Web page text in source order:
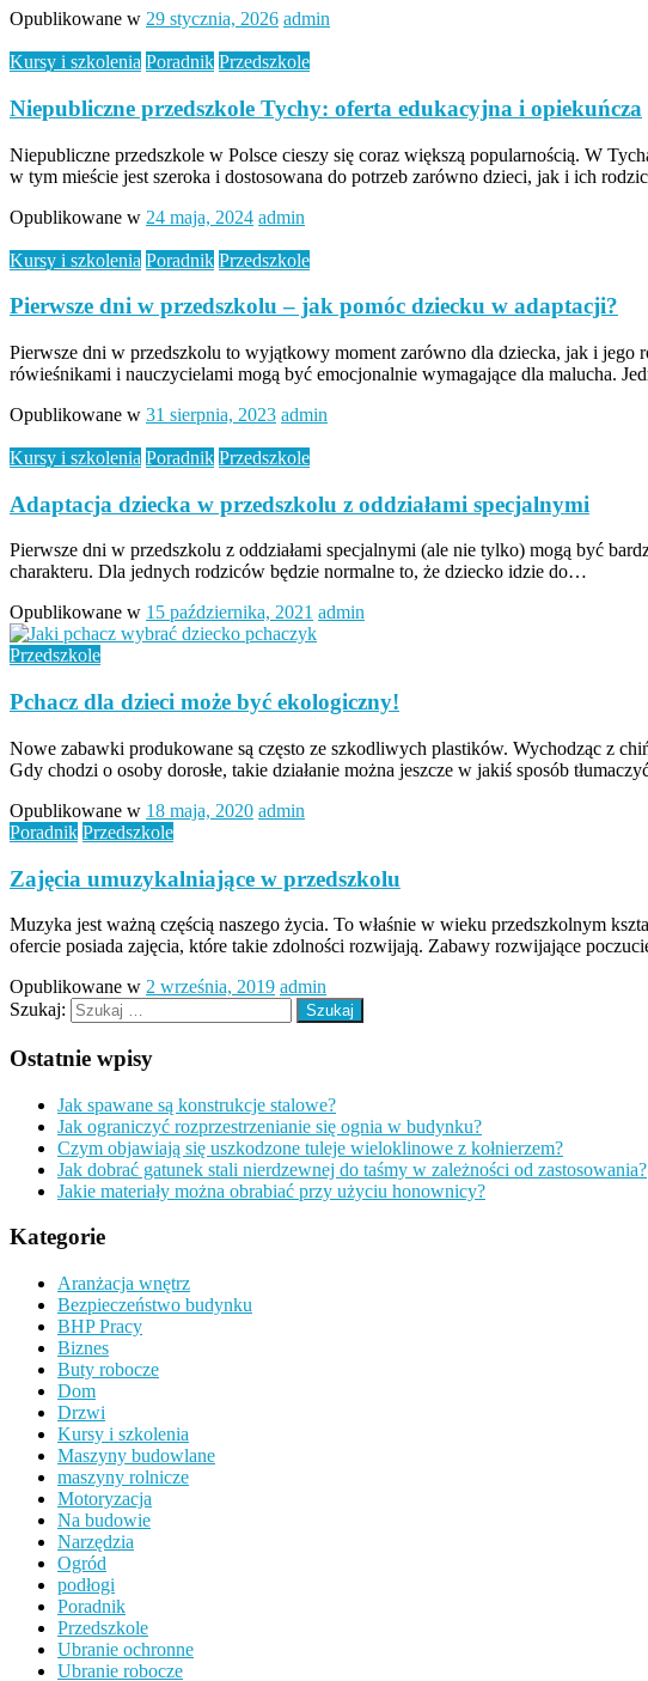
Opublikowane w 29 stycznia, 2026 admin
Kursy i szkolenia Poradnik Przedszkole
Niepubliczne przedszkole Tychy: oferta edukacyjna i opiekuńcza
Niepubliczne przedszkole w Polsce cieszy się coraz większą popularnością. W
w tym mieście jest szeroka i dostosowana do potrzeb zarówno dzieci, jak i ich
Opublikowane w 24 maja, 2024 admin
Kursy i szkolenia Poradnik Przedszkole
Pierwsze dni w przedszkolu – jak pomóc dziecku w adaptacji?
Pierwsze dni w przedszkolu to wyjątkowy moment zarówno dla dziecka, jak i jego
rówieśnikami i nauczycielami mogą być emocjonalnie wymagające dla malucha.
Opublikowane w 31 sierpnia, 2023 admin
Kursy i szkolenia Poradnik Przedszkole
Adaptacja dziecka w przedszkolu z oddziałami specjalnymi
Pierwsze dni w przedszkolu z oddziałami specjalnymi (ale nie tylko) mogą być
charakteru. Dla jednych rodziców będzie normalne to, że dziecko idzie do…
Opublikowane w 15 października, 2021 admin
Przedszkole
Pchacz dla dzieci może być ekologiczny!
Nowe zabawki produkowane są często ze szkodliwych plastików. Wychodząc z
Gdy chodzi o osoby dorosłe, takie działanie można jeszcze w jakiś sposób
Opublikowane w 18 maja, 2020 admin
Poradnik Przedszkole
Zajęcia umuzykalniające w przedszkolu
Muzyka jest ważną częścią naszego życia. To właśnie w wieku przedszkolnym
ofercie posiada zajęcia, które takie zdolności rozwijają. Zabawy rozwijające
Opublikowane w 2 września, 2019 admin
Szukaj:
Ostatnie wpisy
Jak spawane są konstrukcje stalowe?
Jak ograniczyć rozprzestrzenianie się ognia w budynku?
Czym objawiają się uszkodzone tuleje wieloklinowe z kołnierzem?
Jak dobrać gatunek stali nierdzewnej do taśmy w zależności od zastosowania?
Jakie materiały można obrabiać przy użyciu honownicy?
Kategorie
Aranżacja wnętrz
Bezpieczeństwo budynku
BHP Pracy
Biznes
Buty robocze
Dom
Drzwi
Kursy i szkolenia
Maszyny budowlane
maszyny rolnicze
Motoryzacja
Na budowie
Narzędzia
Ogród
podłogi
Poradnik
Przedszkole
Ubranie ochronne
Ubranie robocze